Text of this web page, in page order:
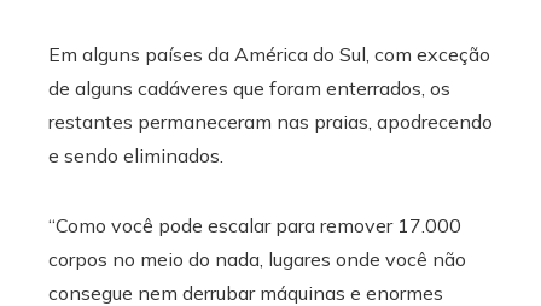
Em alguns países da América do Sul, com exceção
de alguns cadáveres que foram enterrados, os
restantes permaneceram nas praias, apodrecendo
e sendo eliminados.
“Como você pode escalar para remover 17.000
corpos no meio do nada, lugares onde você não
consegue nem derrubar máquinas e enormes